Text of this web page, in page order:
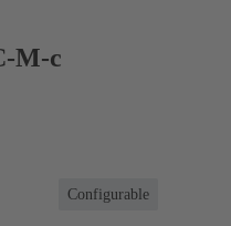
M-c
Configurable